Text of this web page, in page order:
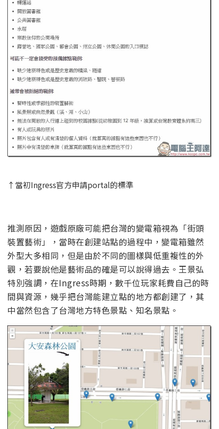
↑當初Ingress官方申請portal的標準
推測原因，遊戲原廠可能把台灣的變電箱視為「街頭
裝置藝術」，當時在創建站點的過程中，變電箱雖然
外型大多相同，但是由於不同的圖樣與低重複性的外
觀，若要說他是藝術品的確是可以說得過去。王景弘
特別強調，在Ingress時期，數千位玩家耗費自己的時
間與資源，幾乎把台灣能建立點的地方都創建了，其
中當然包含了台灣地方特色景點、知名景點。